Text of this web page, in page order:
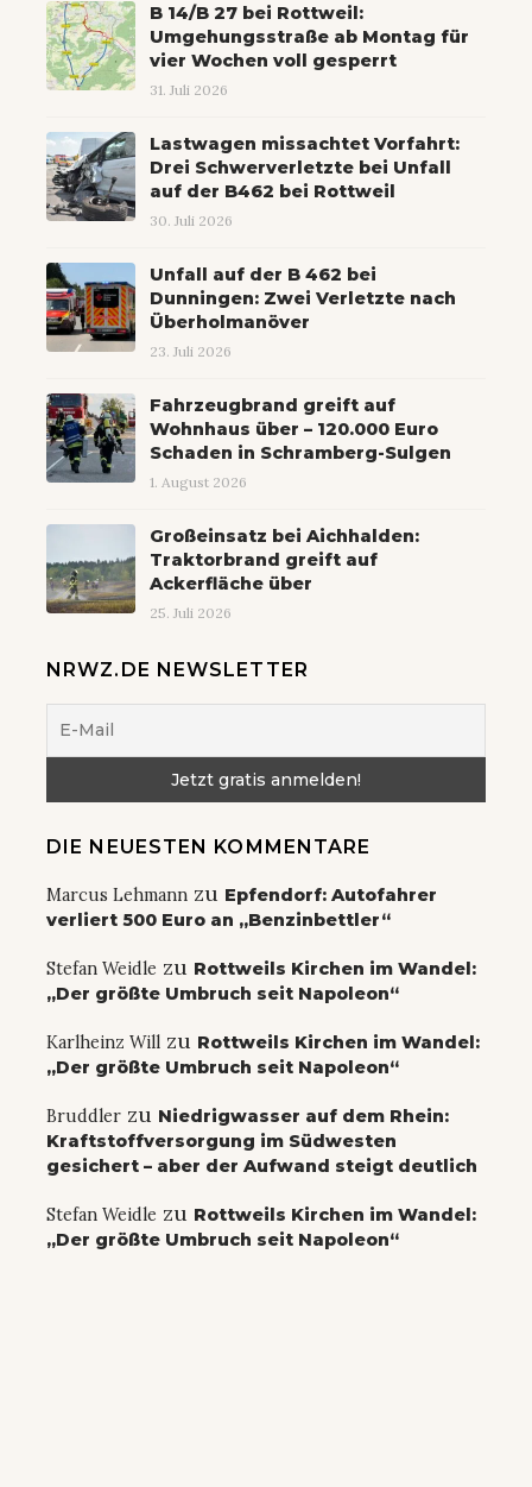
B 14/B 27 bei Rottweil:
Umgehungsstraße ab Montag für
vier Wochen voll gesperrt
31. Juli 2026
Lastwagen missachtet Vorfahrt:
Drei Schwerverletzte bei Unfall
auf der B462 bei Rottweil
30. Juli 2026
Unfall auf der B 462 bei
Dunningen: Zwei Verletzte nach
Überholmanöver
23. Juli 2026
Fahrzeugbrand greift auf
Wohnhaus über – 120.000 Euro
Schaden in Schramberg-Sulgen
1. August 2026
Großeinsatz bei Aichhalden:
Traktorbrand greift auf
Ackerfläche über
25. Juli 2026
NRWZ.DE NEWSLETTER
DIE NEUESTEN KOMMENTARE
Marcus Lehmann zu Epfendorf: Autofahrer
verliert 500 Euro an „Benzinbettler“
Stefan Weidle zu Rottweils Kirchen im Wandel:
„Der größte Umbruch seit Napoleon“
Karlheinz Will zu Rottweils Kirchen im Wandel:
„Der größte Umbruch seit Napoleon“
Bruddler zu Niedrigwasser auf dem Rhein:
Kraftstoffversorgung im Südwesten
gesichert – aber der Aufwand steigt deutlich
Stefan Weidle zu Rottweils Kirchen im Wandel:
„Der größte Umbruch seit Napoleon“